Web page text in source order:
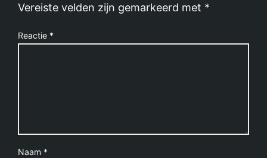
Vereiste velden zijn gemarkeerd met *
Reactie *
Naam *